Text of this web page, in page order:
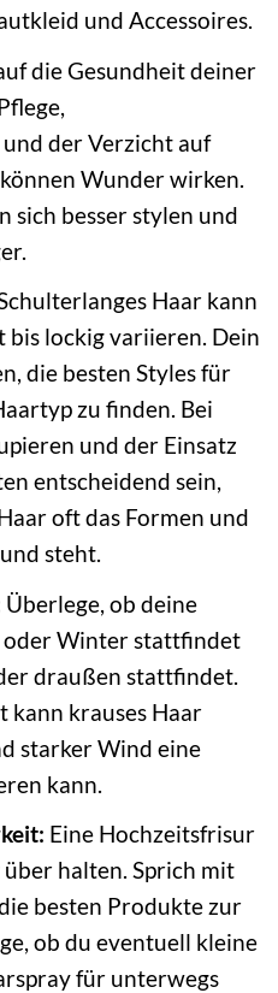
und Accessoires.
die Gesundheit deiner
der Verzicht auf
Wunder wirken.
sich besser stylen und
Haar kann
bis lockig variieren. Dein
die besten Styles für
zu finden. Bei
und der Einsatz
entscheidend sein,
oft das Formen und
steht.
Überlege, ob deine
oder Winter stattfindet
draußen stattfindet.
kann krauses Haar
starker Wind eine
kann.
Eine Hochzeitsfrisur
über halten. Sprich mit
besten Produkte zur
ob du eventuell kleine
für unterwegs